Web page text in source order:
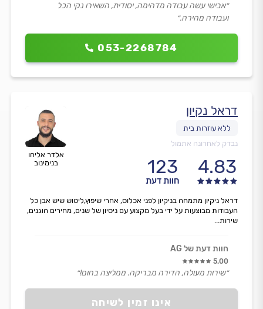
053-2268784
״אבישי עשה עבודה מדהימה, יסודית, השאירו נקי הכל
ועבודה מהירה.״
אלדר אליהו
בנימינוב
דראל נקיון
נבדק לאחרונה אתמול
4.83
123
חוות דעת
אינו זמין לשיחה
דראל ניקיון מתמחה בניקיון לפני אכלוס, אחרי שיפוץ,ליטוש שיש אבן כל
העבודות מבוצעות על ידי בעל מקצוע עם ניסיון של שנים, מחירים הוגנים,
שירות...
חוות דעת של AG
5.00
״שירות מעולה, הדירה מבריקה. ממליצה בחום!״